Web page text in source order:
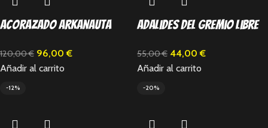
Acorazado Arkanauta
120,00€ 96,00€
Añadir al carrito
Adalides del Gremio Libre
55,00€ 44,00€
Añadir al carrito
-12% -20%